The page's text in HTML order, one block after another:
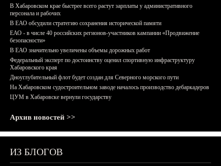
В Хабаровском крае быстрее всего растут зарплаты у административного
персонала и рабочих
В ЕАО обсудили стратегию сохранения исторической памяти
ЕАО - в числе 40 российских регионов-участников кампании «Продвижение
безопасности»
В ЕАО значительно увеличены объемы дорожных работ
Федеральный эксперт по достоинству оценил спортивную инфраструктуру
Хабаровского края
Дноуглубительный флот будет создан для Северного морского пути
На Хабаровском судостроительном заводе началось производство дебаркадеров
ЦУМ в Хабаровске вернули государству
Архив новостей >>
ИЗ БЛОГОВ